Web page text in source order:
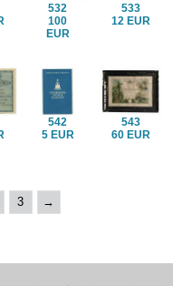
532
100
EUR
533
12 EUR
542
5 EUR
543
60 EUR
3 →